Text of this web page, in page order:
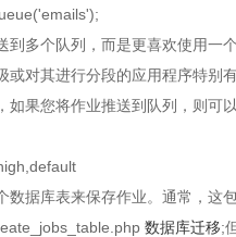
到多个队列，而是更喜欢使用一
或对其进行分段的应用程序特别
如果您将作业推送到队列，则可
数据库表来保存作业。通常，这
数据库迁移;